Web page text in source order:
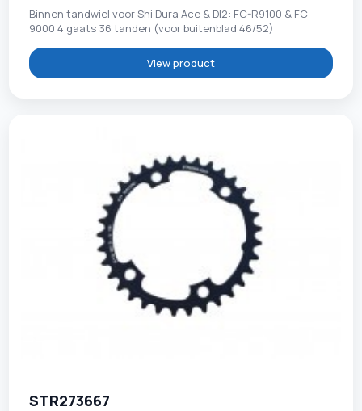
Binnen tandwiel voor Shi Dura Ace & DI2: FC-R9100 & FC-
9000 4 gaats 36 tanden (voor buitenblad 46/52)
View product
STR273667